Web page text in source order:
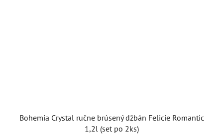
Bohemia Crystal ručne brúsený džbán Felicie Romantic
1,2l (set po 2ks)